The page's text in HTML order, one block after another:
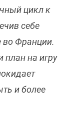
цикл к
себе
во Франции.
на игру
и более